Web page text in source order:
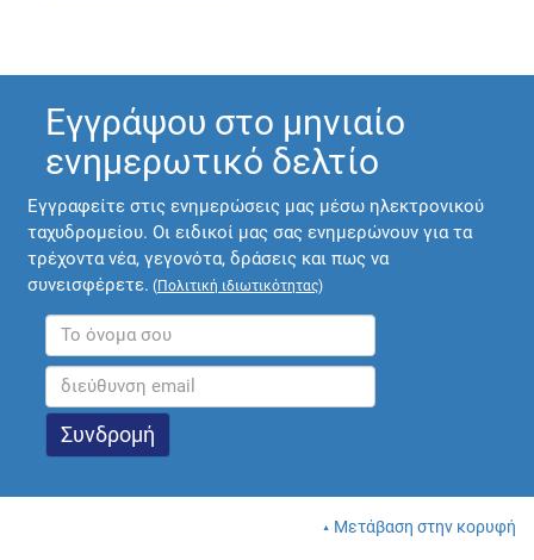
Εγγράψου στο μηνιαίο
ενημερωτικό δελτίο
Εγγραφείτε στις ενημερώσεις μας μέσω ηλεκτρονικού
ταχυδρομείου. Οι ειδικοί μας σας ενημερώνουν για τα
τρέχοντα νέα, γεγονότα, δράσεις και πως να
συνεισφέρετε. (Πολιτική ιδιωτικότητας)
Μετάβαση στην κορυφή